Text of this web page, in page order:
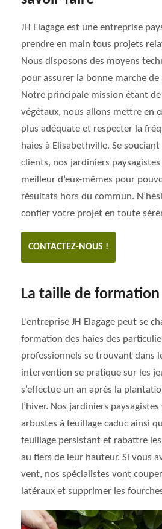
JH Elagage est une entreprise
prendre en main tous projets
Nous disposons des moyens
pour assurer la bonne marche
Notre principale mission étant
végétaux, nous allons mettre en
plus adéquate et respecter la
haies à Elisabethville. Se
clients, nos jardiniers
meilleur d’eux-mêmes pour
résultats hors du commun.
confier votre projet en toute
CONTACTEZ-NOUS !
La taille de formation
L’entreprise JH Elagage peut se
formation des haies des
professionnels se trouvant dans
intervention se pratique sur les
s’effectue un an après la
l’hiver. Nos jardiniers
arbustes à feuillage caduc ainsi
feuillage persistant et rabattre
au tiers de leur hauteur. Si vous
vent, nos spécialistes vont
latéraux et supprimer les